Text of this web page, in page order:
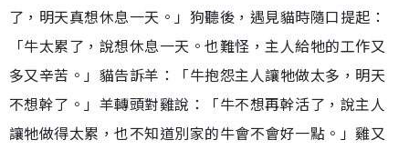
了，明天真想休息一天。」狗聽後，遇見貓時隨口提起：
「牛太累了，說想休息一天。也難怪，主人給牠的工作又
多又辛苦。」貓告訴羊：「牛抱怨主人讓牠做太多，明天
不想幹了。」羊轉頭對雞說：「牛不想再幹活了，說主人
讓牠做得太累，也不知道別家的牛會不會好一點。」雞又